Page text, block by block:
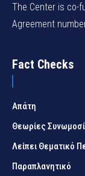
The Center is co-
Agreement
Fact Checks
Απάτη
Θεωρίες
Λείπει Θεματικό
Παραπλανητικό